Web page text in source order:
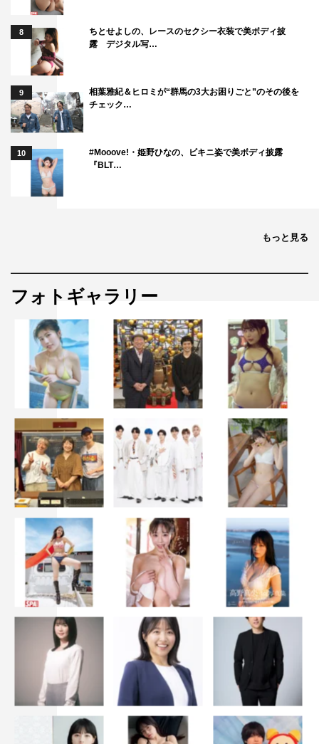
8
ちとせよしの、レースのセクシー衣装で美ボディ披
露 デジタル写…
9
相葉雅紀＆ヒロミが“群馬の3大お困りごと”のその後を
チェック…
10
#Mooove!・姫野ひなの、ビキニ姿で美ボディ披露
『BLT…
もっと見る
フォトギャラリー